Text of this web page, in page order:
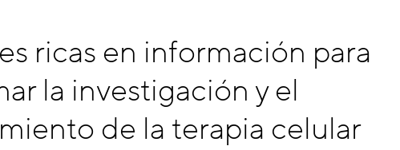
ricas en información para
la investigación y el
de la terapia celular